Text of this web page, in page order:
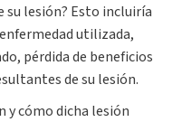
su lesión? Esto incluiría
utilizada,
pérdida de beneficios
de su lesión.
y cómo dicha lesión